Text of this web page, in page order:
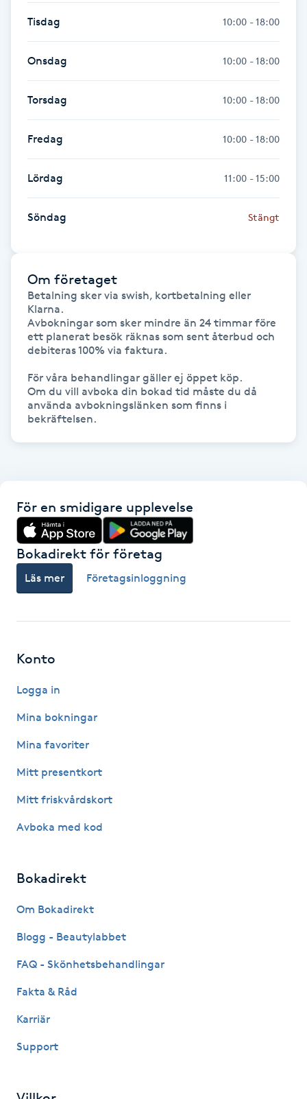
Hyaluronsyra
Hyperhidros
Hypnos
Hårborttagning
Hårbottenbehandling
Hårvård
Hälsa
Hälsprickor
IPL hårborttagning
IR-massage
K
K18
Katun fransar
Keratinbehandling
Kiropraktik
Klippning
Klippning ungdom
Tisdag 10:00 - 18:00
Onsdag 10:00 - 18:00
Torsdag 10:00 - 18:00
Fredag 10:00 - 18:00
Lördag 11:00 - 15:00
Söndag Stängt
Om företaget
Betalning sker via swish, kortbetalning eller
Klarna.
Avbokningar som sker mindre än 24 timmar före
ett planerat besök räknas som sent återbud och
debiteras 100% via faktura.
För våra behandlingar gäller ej öppet köp.
Om du vill avboka din bokad tid måste du då
använda avbokningslänken som finns i
bekräftelsen.
För en smidigare upplevelse
Bokadirekt för företag
Läs mer Företagsinloggning
Konto
Logga in
Mina bokningar
Mina favoriter
Mitt presentkort
Mitt friskvårdskort
Avboka med kod
Bokadirekt
Om Bokadirekt
Blogg - Beautylabbet
FAQ - Skönhetsbehandlingar
Fakta & Råd
Karriär
Support